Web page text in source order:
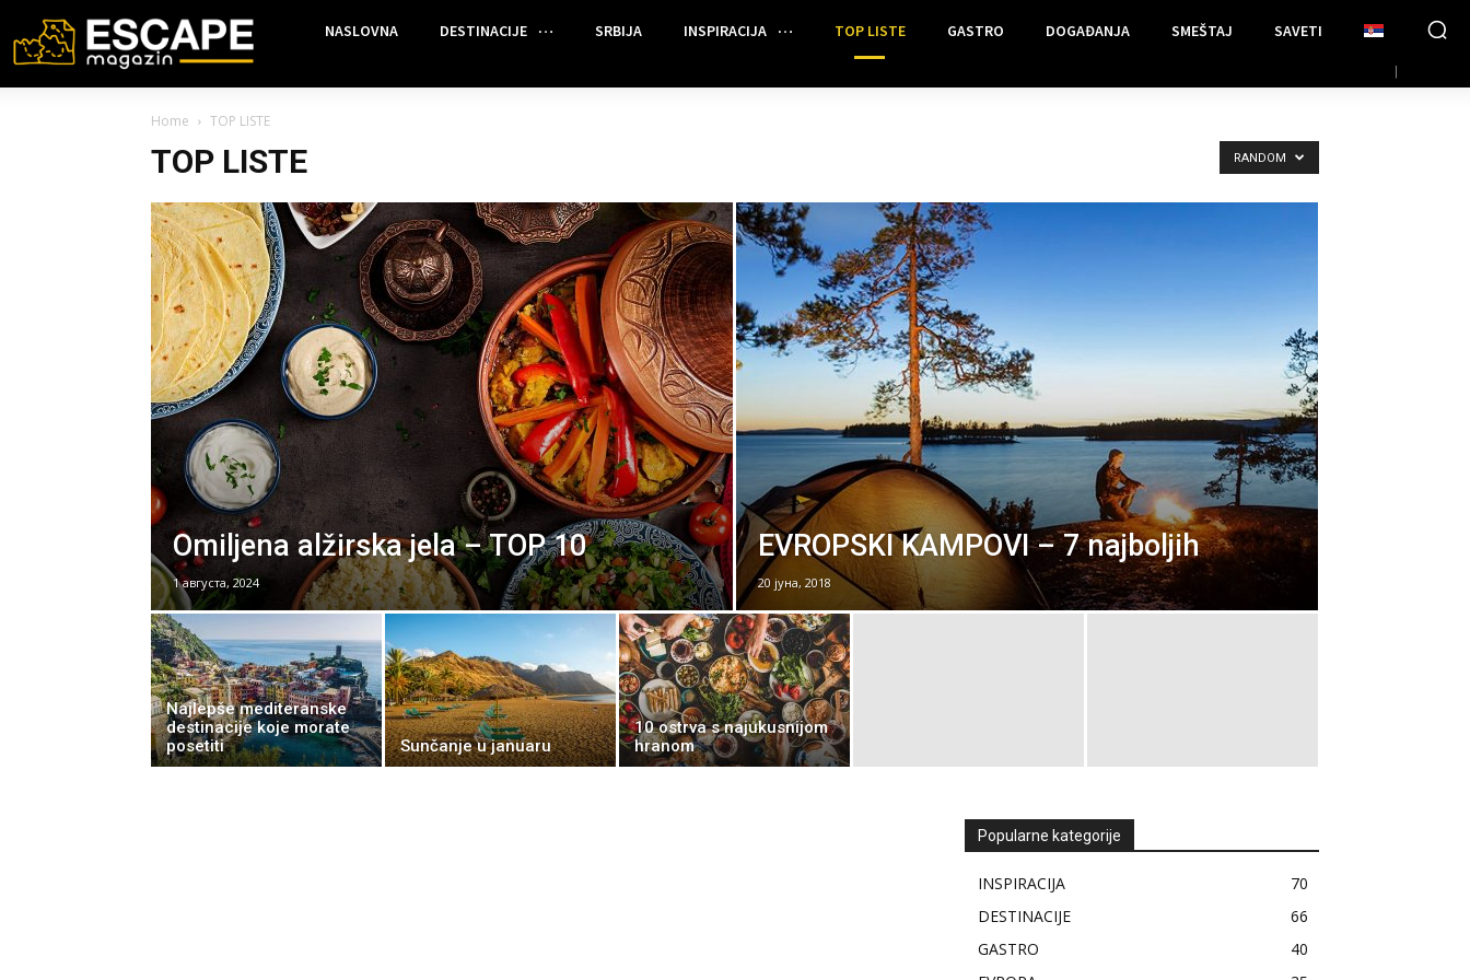
NASLOVNA DESTINACIJE SRBIJA INSPIRACIJA TOP LISTE GASTRO DOGAĐANJA SMEŠTAJ SAVETI
Home TOP LISTE
TOP LISTE RANDOM
Omiljena alžirska jela – TOP 10
1 августа, 2024
EVROPSKI KAMPOVI – 7 najboljih
20 јуна, 2018
Najlepše mediteranske
destinacije koje morate
posetiti
Sunčanje u januaru
10 ostrva s najukusnijom
hranom
Popularne kategorije
INSPIRACIJA
70
DESTINACIJE
66
GASTRO
40